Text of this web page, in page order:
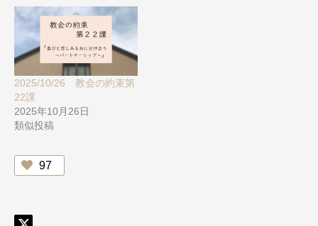
2025/10/26 教会の約束第
22課
2025年10月26日
類似投稿
97